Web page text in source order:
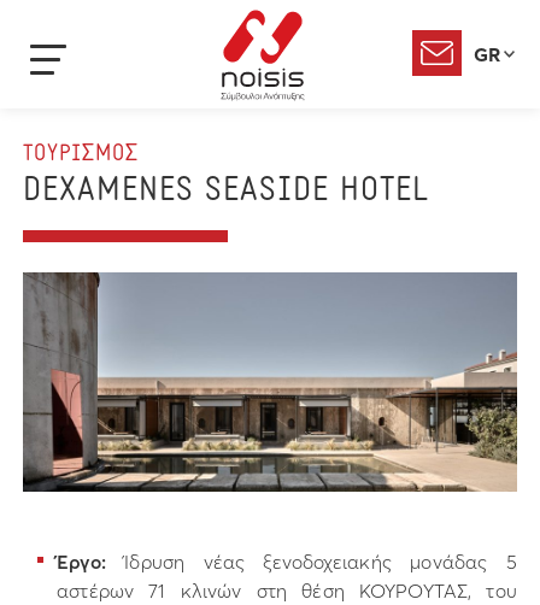
GR
ΤΟΥΡΙΣΜΟΣ
DEXAMENES SEASIDE HOTEL
Έργο:Ίδρυση νέας ξενοδοχειακής μονάδας 5
αστέρων 71 κλινών στη θέση ΚΟΥΡΟΥΤΑΣ, του